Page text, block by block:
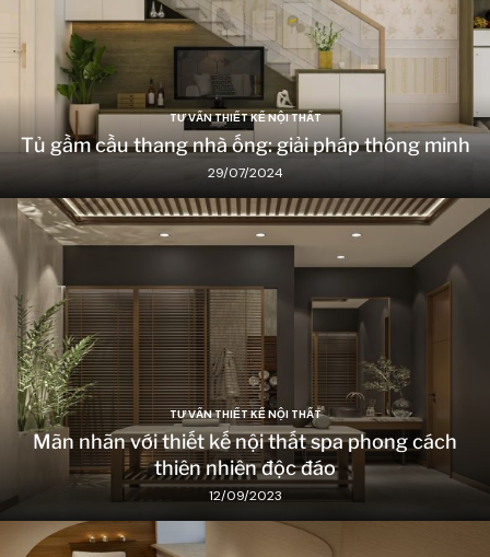
TƯ VẤN THIẾT KẾ NỘI THẤT
Tủ gầm cầu thang nhà ống: giải pháp thông minh
29/07/2024
TƯ VẤN THIẾT KẾ NỘI THẤT
Mãn nhãn với thiết kế nội thất spa phong cách
thiên nhiên độc đáo
12/09/2023